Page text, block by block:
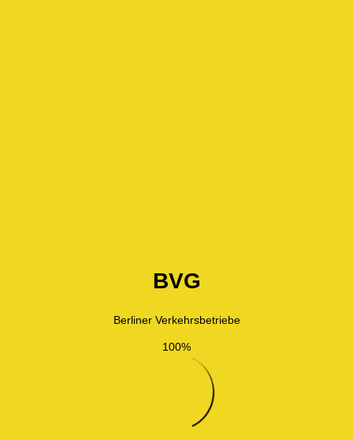
BVG
Berliner Verkehrsbetriebe
100%